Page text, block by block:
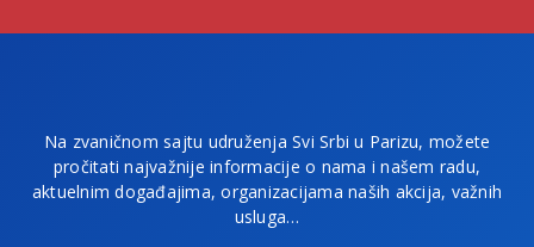
Na zvaničnom sajtu udruženja Svi Srbi u Parizu, možete
pročitati najvažnije informacije o nama i našem radu,
aktuelnim događajima, organizacijama naših akcija, važnih
usluga…